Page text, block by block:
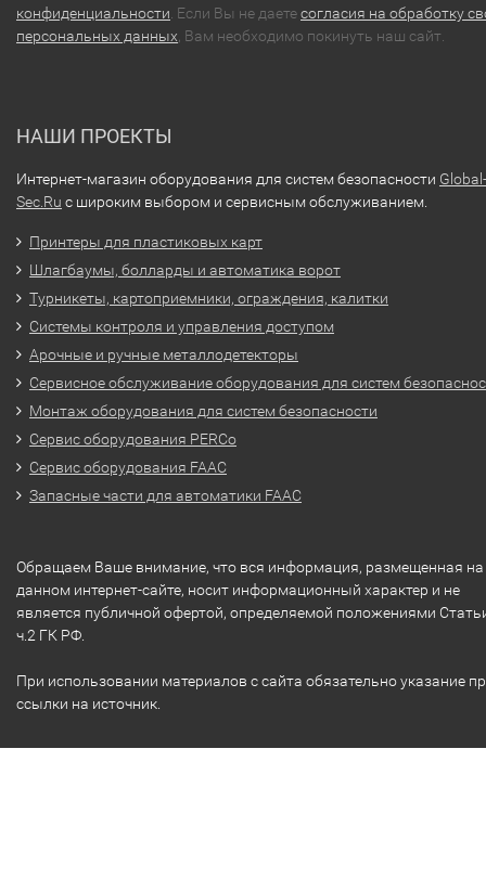
конфиденциальности . Если Вы не даетесогласия на обработку
персональных данных , Вам необходимо покинуть наш сайт.
НАШИ ПРОЕКТЫ
Интернет-магазин оборудования для систем безопасности Global-
Sec.Ru с широким выбором и сервисным обслуживанием.
Принтеры для пластиковых карт
Шлагбаумы, болларды и автоматика ворот
Турникеты, картоприемники, ограждения, калитки
Системы контроля и управления доступом
Арочные и ручные металлодетекторы
Сервисное обслуживание оборудования для систем
Монтаж оборудования для систем безопасности
Сервис оборудования PERCo
Сервис оборудования FAAC
Запасные части для автоматики FAAC
Обращаем Ваше внимание, что вся информация, размещенная на
данном интернет-сайте, носит информационный характер и не
является публичной офертой, определяемой положениями
ч.2 ГК РФ.
При использовании материалов с сайта обязательно указание
ссылки на источник.